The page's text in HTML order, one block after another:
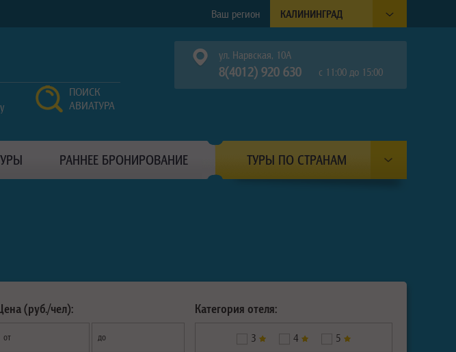
КАЛИНИНГРАД
Ваш регион
ТУРЫ ПО СТРАНАМ
ПОИСК
АВИАТУРА
ул. Нарвская, 10А
с 11:00 до 15:00
8(4012) 920 630
РАННЕЕ БРОНИРОВАНИЕ
(руб./чел):
от до
Категория отеля:
3 4 5